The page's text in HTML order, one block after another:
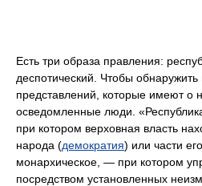
Есть три образа правления:
деспотический. Чтобы
представлений, которые имеют о
осведомленные люди.
при котором верховная власть
народа (демократия) или части
монархическое, — при котором
посредством установленных